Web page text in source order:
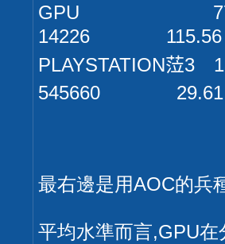
GPU
14226
545660 29.61
最右邊是用AOC的兵
平均水準而言,GPU